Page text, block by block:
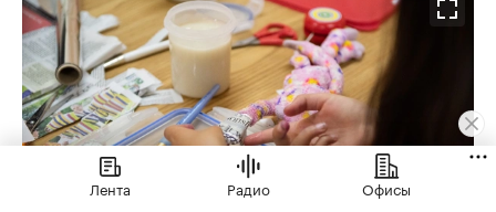
Лента Радио Офисы